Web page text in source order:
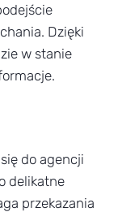
Dzięki
w stanie
do agencji
delikatne
przekazania